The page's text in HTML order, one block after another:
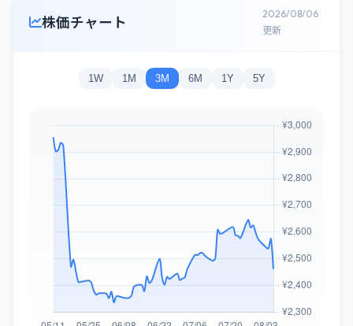
株価チャート
2026/08/06
更新
1W 1M 3M 6M 1Y 5Y